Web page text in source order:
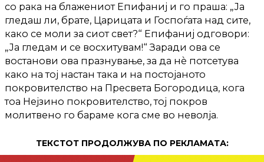
со рака на блажениот Епифаниј и го праша: „Ја
гледаш ли, брате, Царицата и Госпоѓата над сите,
како се моли за сиот свет?“ Епифаниј одговори:
„Ја гледам и се восхитувам!“ Заради ова се
востанови ова празнување, за да нè потсетува
како на тој настан така и на постојаното
покровителство на Пресвета Богородица, кога
тоа Нејзино покровителство, тој покров
молитвено го бараме кога сме во неволја.
ТЕКСТОТ ПРОДОЛЖУВА ПО РЕКЛАМАТА: